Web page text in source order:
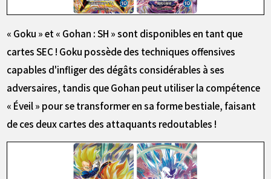
« Goku » et « Gohan : SH » sont disponibles en tant que
cartes SEC ! Goku possède des techniques offensives
capables d'infliger des dégâts considérables à ses
adversaires, tandis que Gohan peut utiliser la compétence
« Éveil » pour se transformer en sa forme bestiale, faisant
de ces deux cartes des attaquants redoutables !